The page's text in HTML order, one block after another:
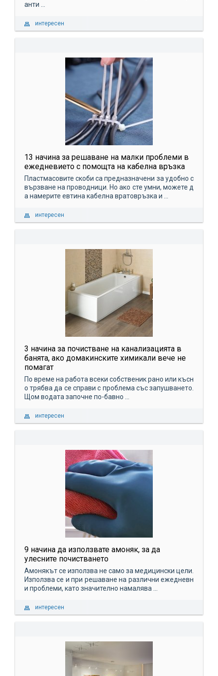
анти ...
интересен
13 начина за решаване на малки проблеми в
ежедневието с помощта на кабелна връзка
Пластмасовите скоби са предназначени за удобно с
вързване на проводници. Но ако сте умни, можете д
а намерите евтина кабелна вратовръзка и ...
интересен
3 начина за почистване на канализацията в
банята, ако домакинските химикали вече не
помагат
По време на работа всеки собственик рано или късн
о трябва да се справи с проблема със запушването.
Щом водата започне по-бавно ...
интересен
9 начина да използвате амоняк, за да
улесните почистването
Амонякът се използва не само за медицински цели.
Използва се и при решаване на различни ежедневн
и проблеми, като значително намалява ...
интересен